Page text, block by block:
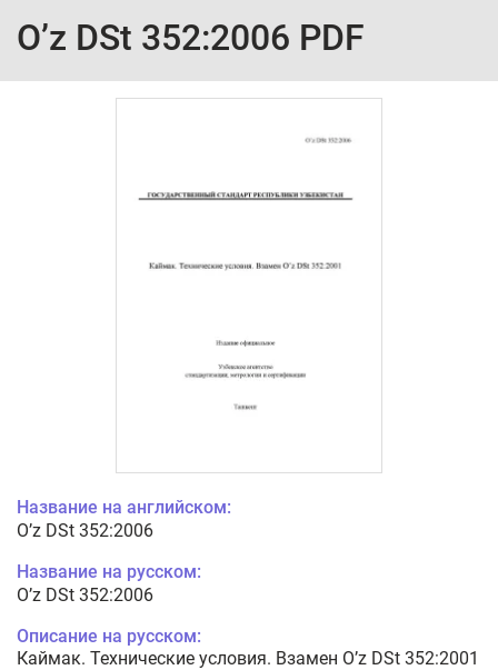
O’z DSt 352:2006 PDF
Название на английском:
O’z DSt 352:2006
Название на русском:
O’z DSt 352:2006
Описание на русском:
Каймак. Технические условия. Взамен O’z DSt 352:2001